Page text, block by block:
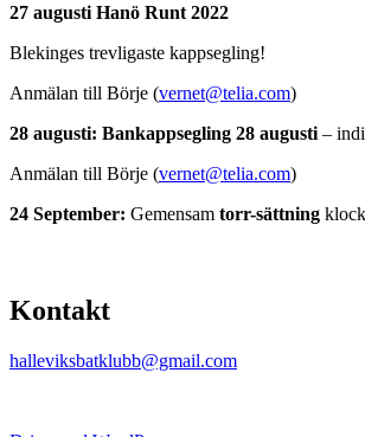
27 augusti Hanö Runt 2022
Blekinges trevligaste kappsegling!
Anmälan till Börje (vernet@telia.com)
28 augusti: Bankappsegling 28 augusti –
Anmälan till Börje (vernet@telia.com)
24 September: Gemensam torr-sättning
Kontakt
halleviksbatklubb@gmail.com